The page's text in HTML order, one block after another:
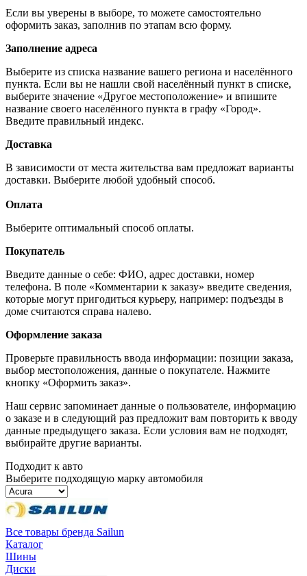
Если вы уверены в выборе, то можете самостоятельно
оформить заказ, заполнив по этапам всю форму.
Заполнение адреса
Выберите из списка название вашего региона и населённого
пункта. Если вы не нашли свой населённый пункт в списке,
выберите значение «Другое местоположение» и впишите
название своего населённого пункта в графу «Город».
Введите правильный индекс.
Доставка
В зависимости от места жительства вам предложат варианты
доставки. Выберите любой удобный способ.
Оплата
Выберите оптимальный способ оплаты.
Покупатель
Введите данные о себе: ФИО, адрес доставки, номер
телефона. В поле «Комментарии к заказу» введите сведения,
которые могут пригодиться курьеру, например: подъезды в
доме считаются справа налево.
Оформление заказа
Проверьте правильность ввода информации: позиции заказа,
выбор местоположения, данные о покупателе. Нажмите
кнопку «Оформить заказ».
Наш сервис запоминает данные о пользователе, информацию
о заказе и в следующий раз предложит вам повторить к вводу
данные предыдущего заказа. Если условия вам не подходят,
выбирайте другие варианты.
Подходит к авто
Выберите подходящую марку автомобиля
Все товары бренда Sailun
Каталог
Шины
Диски